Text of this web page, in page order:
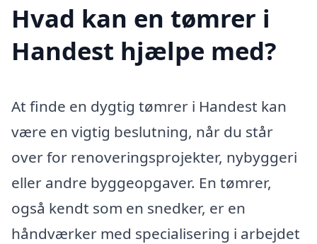
Hvad kan en tømrer i
Handest hjælpe med?
At finde en dygtig tømrer i Handest kan
være en vigtig beslutning, når du står
over for renoveringsprojekter, nybyggeri
eller andre byggeopgaver. En tømrer,
også kendt som en snedker, er en
håndværker med specialisering i arbejdet